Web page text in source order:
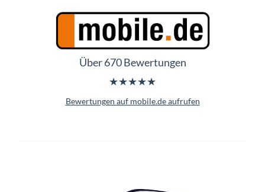
Über 670 Bewertungen
★★★★★
Bewertungen auf mobile.de aufrufen